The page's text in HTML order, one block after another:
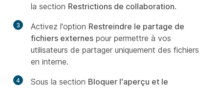
la section Restrictions de collaboration.
3 Activez l'option Restreindre le partage de
fichiers externes pour permettre à vos
utilisateurs de partager uniquement des fichiers
en interne.
4 Sous la section Bloquer l'aperçu et le